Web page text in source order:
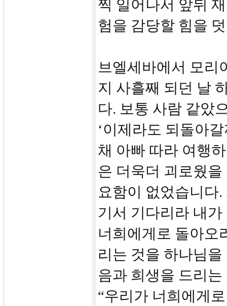
찍 일어나서 앞뒤
험을 감당할 힘을
브엘세바에서 모리
지 사흘째 되던 날
다. 보통 사람 같았
‘이제라도 되돌아
채 아빠 따라 여행
은 더욱더 괴로웠
요함이 없었습니다
기서 기다리라 내
너희에게로 돌아오
리는 것을 하나님
음과 희생을 드리
“우리가 너희에게